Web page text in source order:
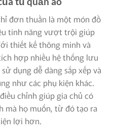
đơn thuần là một món đồ
tính năng vượt trội giúp
thiết kế thông minh và
hợp nhiều hệ thống lưu
dụng dễ dàng sắp xếp và
như các phụ kiện khác.
chỉnh giúp gia chủ có
họ muốn, từ đó tạo ra
lợi hơn.